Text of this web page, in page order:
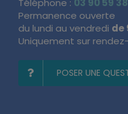
du lundi au vendredide
Uniquement sur
POSER UNE